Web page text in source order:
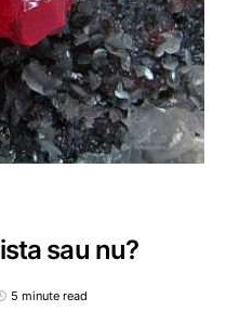
sau nu?
5 minute read